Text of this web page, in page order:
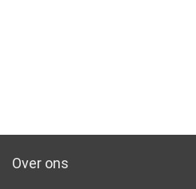
Over ons